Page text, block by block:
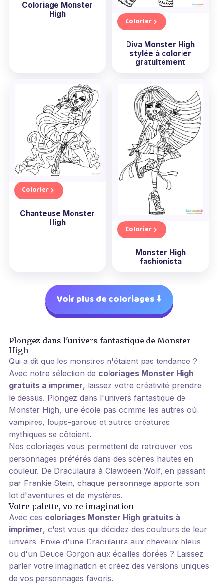
Coloriage Monster
High
Colorier
Diva Monster High
stylée à colorier
gratuitement
Colorier
Chanteuse Monster
High
Colorier
Monster High
fashionista
Voir plus de coloriages ⬇️
Plongez dans l'univers fantastique de Monster
High
Qui a dit que les monstres n'étaient pas tendance ?
Avec notre sélection de coloriages Monster High
gratuits à imprimer, laissez votre créativité prendre
le dessus. Plongez dans l'univers fantastique de
Monster High, une école pas comme les autres où
vampires, loups-garous et autres créatures
mythiques se côtoient.
Nos coloriages vous permettent de retrouver vos
personnages préférés dans des scènes hautes en
couleur. De Draculaura à Clawdeen Wolf, en passant
par Frankie Stein, chaque personnage apporte son
lot d'aventures et de mystères.
Votre palette, votre imagination
Avec ces coloriages Monster High gratuits à
imprimer, c'est vous qui décidez des couleurs de leur
univers. Envie d'une Draculaura aux cheveux bleus
ou d'un Deuce Gorgon aux écailles dorées ? Laissez
parler votre imagination et créez des versions uniques
de vos personnages favoris.